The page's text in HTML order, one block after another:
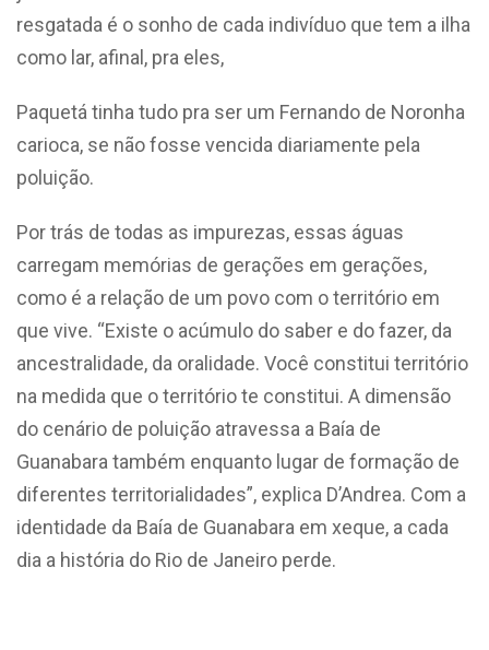
resgatada é o sonho de cada indivíduo que tem a ilha
como lar, afinal, pra eles,
Paquetá tinha tudo pra ser um Fernando de Noronha
carioca, se não fosse vencida diariamente pela
poluição.
Por trás de todas as impurezas, essas águas
carregam memórias de gerações em gerações,
como é a relação de um povo com o território em
que vive. “Existe o acúmulo do saber e do fazer, da
ancestralidade, da oralidade. Você constitui território
na medida que o território te constitui. A dimensão
do cenário de poluição atravessa a Baía de
Guanabara também enquanto lugar de formação de
diferentes territorialidades”, explica D’Andrea. Com a
identidade da Baía de Guanabara em xeque, a cada
dia a história do Rio de Janeiro perde.